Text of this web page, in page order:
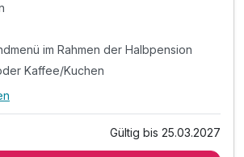
im Rahmen der Halbpension
Kaffee/Kuchen
Gültig bis 25.03.2027